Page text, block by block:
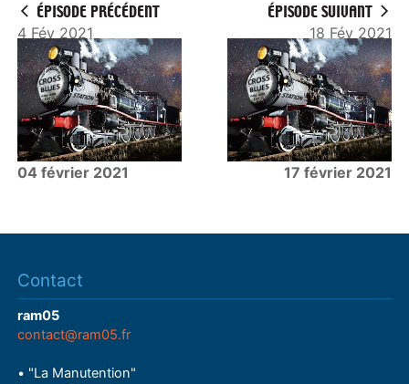
ÉPISODE PRÉCÉDENT
4 Fév 2021
04 février 2021
ÉPISODE SUIVANT
18 Fév 2021
17 février 2021
Contact
ram05
contact@ram05.fr
• "La Manutention"